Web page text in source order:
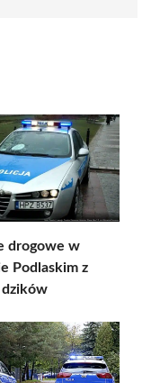
drogowe w
Podlaskim z
dzików